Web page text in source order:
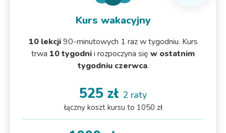
Kurs wakacyjny
10 lekcji90-minutowych 1 raz w tygodniu. Kurs
trwa 10 tygodnii rozpoczyna się w ostatnim
tygodniu czerwca.
525 zł 2 raty
łączny koszt kursu to 1050 zł